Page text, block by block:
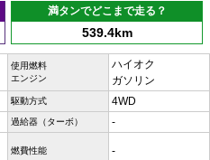
満タンでどこまで走る？
539.4km
使用燃料
エンジン
ハイオク
ガソリン
駆動方式 4WD
過給器（ターボ） -
燃費性能 -